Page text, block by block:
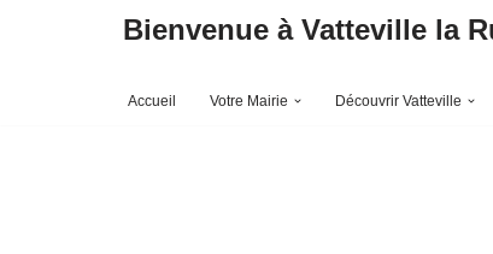
Bienvenue à Vatteville la
Accueil Votre Mairie Découvrir Vatteville